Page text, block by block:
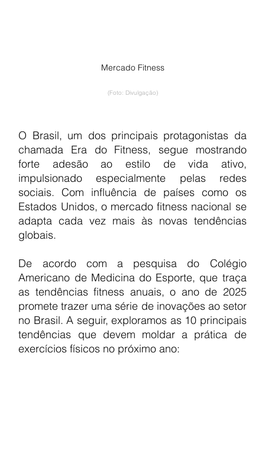
Mercado Fitness
(Foto: Divulgação)
O Brasil, um dos principais protagonistas da
chamada Era do Fitness, segue mostrando
forte adesão ao estilo de vida ativo,
impulsionado especialmente pelas redes
sociais. Com influência de países como os
Estados Unidos, o mercado fitness nacional se
adapta cada vez mais às novas tendências
globais.
De acordo com a pesquisa do Colégio
Americano de Medicina do Esporte, que traça
as tendências fitness anuais, o ano de 2025
promete trazer uma série de inovações ao setor
no Brasil. A seguir, exploramos as 10 principais
tendências que devem moldar a prática de
exercícios físicos no próximo ano: